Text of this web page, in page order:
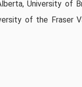
University of
of the Fraser